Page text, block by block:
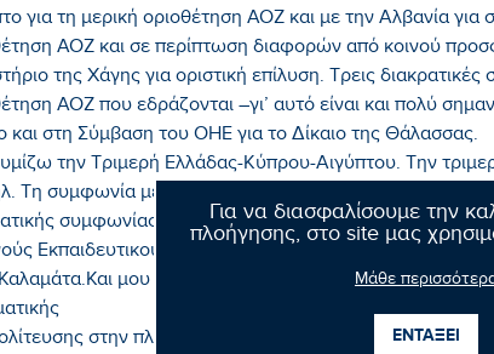
Για να διασφαλίσουμε την
πλοήγησης, στο site μας
Μάθε
ΕΝΤΑΞΕΙ
για τη μερική οριοθέτηση ΑΟΖ και με την Αλβανία για
ΑΟΖ και σε περίπτωση διαφορών από κοινού
της Χάγης για οριστική επίλυση. Τρεις
ΑΟΖ που εδράζονται –γι’ αυτό είναι και πολύ
και στη Σύμβαση του ΟΗΕ για το Δίκαιο της Θάλασσας.
την Τριμερή Ελλάδας-Κύπρου-Αιγύπτου. Την
Τη συμφωνία με τα Ηνωμένα Αραβικά Εμιράτα, την
συμφωνίας μεταξύ της Ελλάδας και του Ισραήλ
Εκπαιδευτικού Κέντρου Πτήσεων στην 120 Πτέρυγα
μου δημιουργεί τουλάχιστον κατάπληξη η
στην πλειονότητα αυτών των συμφωνιών κατά